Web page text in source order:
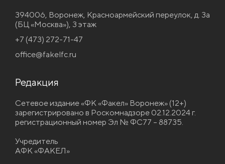
394006, Воронеж, Красноармейский переулок, д. 3а
(БЦ «Москва»), 3 этаж
+7 (473) 272-71-47
office@fakelfc.ru
Редакция
Сетевое издание «ФК «Факел» Воронеж» (12+)
зарегистрировано в Роскомнадзоре 02.12.2024 г.
регистрационный номер Эл № ФС77 – 88735.
Учредитель
АФК «ФАКЕЛ»